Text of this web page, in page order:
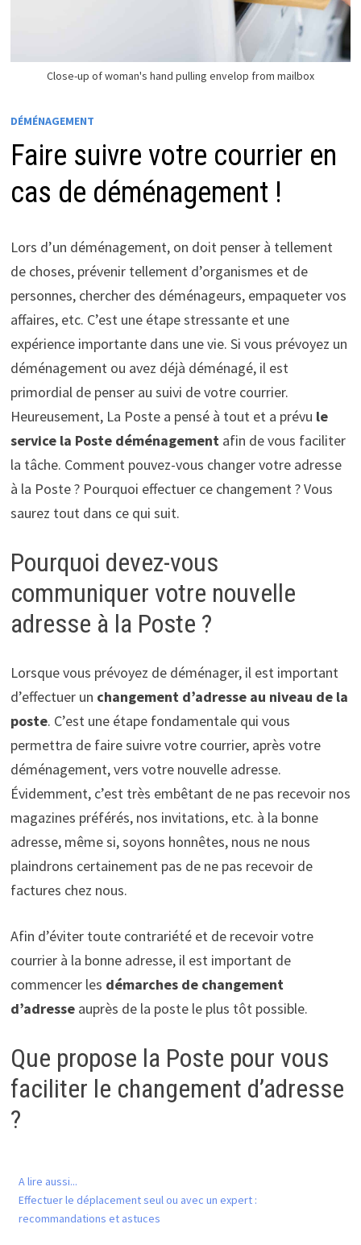
Close-up of woman's hand pulling envelop from mailbox
DÉMÉNAGEMENT
Faire suivre votre courrier en
cas de déménagement !
Lors d’un déménagement, on doit penser à tellement
de choses, prévenir tellement d’organismes et de
personnes, chercher des déménageurs, empaqueter vos
affaires, etc. C’est une étape stressante et une
expérience importante dans une vie. Si vous prévoyez un
déménagement ou avez déjà déménagé, il est
primordial de penser au suivi de votre courrier.
Heureusement, La Poste a pensé à tout et a prévu le
service la Poste déménagementafin de vous faciliter
la tâche. Comment pouvez-vous changer votre adresse
à la Poste ? Pourquoi effectuer ce changement ? Vous
saurez tout dans ce qui suit.
Pourquoi devez-vous
communiquer votre nouvelle
adresse à la Poste ?
Lorsque vous prévoyez de déménager, il est important
d’effectuer un changement d’adresse au niveau de la
poste. C’est une étape fondamentale qui vous
permettra de faire suivre votre courrier, après votre
déménagement, vers votre nouvelle adresse.
Évidemment, c’est très embêtant de ne pas recevoir nos
magazines préférés, nos invitations, etc. à la bonne
adresse, même si, soyons honnêtes, nous ne nous
plaindrons certainement pas de ne pas recevoir de
factures chez nous.
Afin d’éviter toute contrariété et de recevoir votre
courrier à la bonne adresse, il est important de
commencer les démarches de changement
d’adresse auprès de la poste le plus tôt possible.
Que propose la Poste pour vous
faciliter le changement d’adresse
?
A lire aussi...
Effectuer le déplacement seul ou avec un expert :
recommandations et astuces